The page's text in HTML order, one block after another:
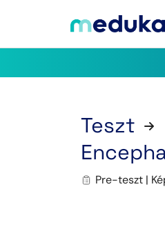
Teszt
Pre-teszt |